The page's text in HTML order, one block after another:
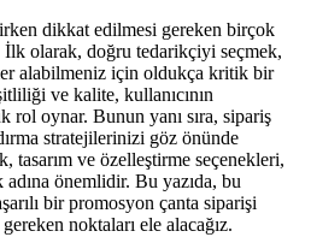
dikkat edilmesi gereken birçok
olarak, doğru tedarikçiyi seçmek,
alabilmeniz için oldukça kritik bir
ve kalite, kullanıcının
rol oynar. Bunun yanı sıra, sipariş
stratejilerinizi göz önünde
tasarım ve özelleştirme seçenekleri,
adına önemlidir. Bu yazıda, bu
bir promosyon çanta siparişi
noktaları ele alacağız.